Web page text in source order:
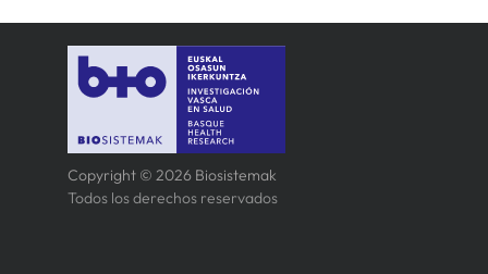
Copyright © 2026 Biosistemak
Todos los derechos reservados